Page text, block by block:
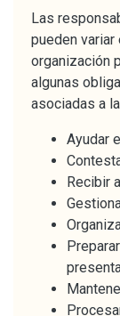
Las
pueden variar
organización
algunas
asociadas a
Ayudar
Recibir